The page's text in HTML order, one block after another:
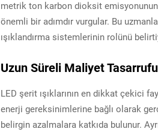
metrik ton karbon dioksit
önemli bir adımdır vurgular. Bu
ışıklandırma sistemlerinin rolünü
Uzun Süreli Maliyet
LED şerit ışıklarının en dikkat çekici
enerji gereksinimlerine bağlı olarak
belirgin azalmalara katkıda bulunur.